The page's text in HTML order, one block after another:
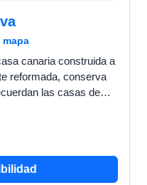
mapa
canaria construida a
reformada, conserva
las casas de